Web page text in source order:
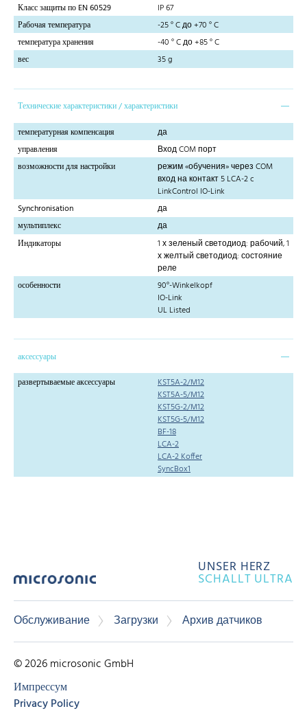
Класс защиты по EN 60529
IP 67
Рабочая температура
-25 ° C до +70 ° C
температура хранения
-40 ° C до +85 ° C
вес
35 g
Технические характеристики / характеристики
температурная компенсация
да
управления
Вход COM порт
возможности для настройки
режим «обучения» через COM
вход на контакт 5 LCA-2 c
LinkControl IO-Link
Synchronisation
да
мультиплекс
да
Индикаторы
1 х зеленый светодиод: рабочий, 1
х желтый светодиод: состояние
реле
особенности
90°-Winkelkopf
IO-Link
UL Listed
аксессуары
развертываемые аксессуары
KST5A-2/M12
KST5A-5/M12
KST5G-2/M12
KST5G-5/M12
BF-18
LCA-2
LCA-2 Koffer
SyncBox1
UNSER HERZ
SCHALLT ULTRA
Обслуживание Загрузки Архив датчиков
© 2026 microsonic GmbH
Импрессум
Privacy Policy